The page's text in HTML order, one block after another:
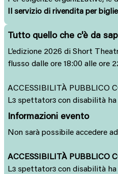
Il servizio di rivendita per
Tutto quello che c'è da
L’edizione 2026 di Short
flusso dalle ore 18:00 alle
ACCESSIBILITÀ PUBBLICO
Lɜ spettatorɜ con disabilità
Informazioni evento
Non sarà possibile accedere
ACCESSIBILITÀ PUBBLICO
Lɜ spettatorɜ con disabilità